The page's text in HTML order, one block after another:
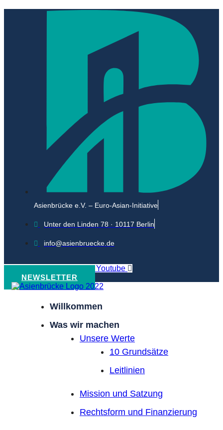
Asienbrücke e.V. – Euro-Asian-Initiative
Unter den Linden 78 · 10117 Berlin
info@asienbruecke.de
Youtube
NEWSLETTER
Willkommen
Was wir machen
Unsere Werte
10 Grundsätze
Leitlinien
Mission und Satzung
Rechtsform und Finanzierung